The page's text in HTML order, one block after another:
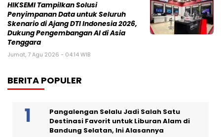
HIKSEMI Tampilkan Solusi
Penyimpanan Data untuk Seluruh
Skenario di Ajang DTI Indonesia 2026,
Dukung Pengembangan AI di Asia
Tenggara
Jumat, 7 Agu 2026 - 04:14 WIB
BERITA POPULER
Pangalengan Selalu Jadi Salah Satu
Destinasi Favorit untuk Liburan Alam di
Bandung Selatan, Ini Alasannya